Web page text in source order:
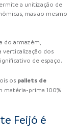
a unitização de
mas ao mesmo
do armazém,
verticalização dos
de espaço.
os pallets de
matéria-prima 100%
Feijó é